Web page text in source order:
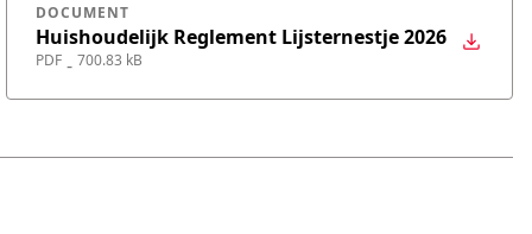
DOCUMENT
Huishoudelijk Reglement Lijsternestje 2026
PDF - 700.83 kB